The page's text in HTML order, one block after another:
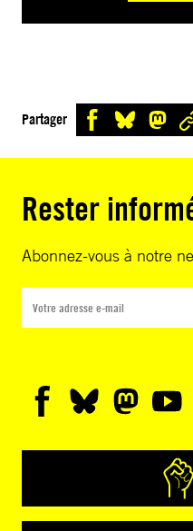
Partager
Rester
Abonnez-vous à notre